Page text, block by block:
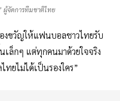
ผู้จัดการทีมชาติไทย
งขวัญให้แฟนบอลชาวไทยรับ
ล็กๆ แต่ทุกคนมาด้วยใจจริง
ยไม่ได้เป็นรองใคร”